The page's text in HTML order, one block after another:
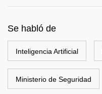
Se habló de
Inteligencia Artificial
Ministerio de Seguridad